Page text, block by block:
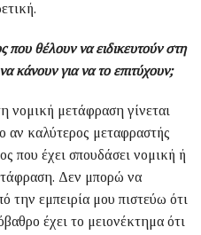
θέλουν να ειδικευτούν στη
κάνουν για να το επιτύχουν;
νομική μετάφραση γίνεται
αν καλύτερος μεταφραστής
που έχει σπουδάσει νομική ή
Δεν μπορώ να
την εμπειρία μου πιστεύω ότι
έχει το μειονέκτημα ότι